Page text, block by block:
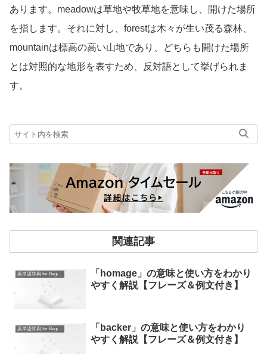
あります。meadowは草地や牧草地を意味し、開けた場所
を指します。それに対し、forestは木々が生い茂る森林、
mountainは標高の高い山地であり、どちらも開けた場所
とは対照的な地形を表すため、反対語として挙げられま
す。
関連記事
英単語辞典 for Beginners
「homage」の意味と使い方をわかり
やすく解説【フレーズ＆例文付き】
英単語辞典 for Beginners
「backer」の意味と使い方をわかり
やすく解説【フレーズ＆例文付き】